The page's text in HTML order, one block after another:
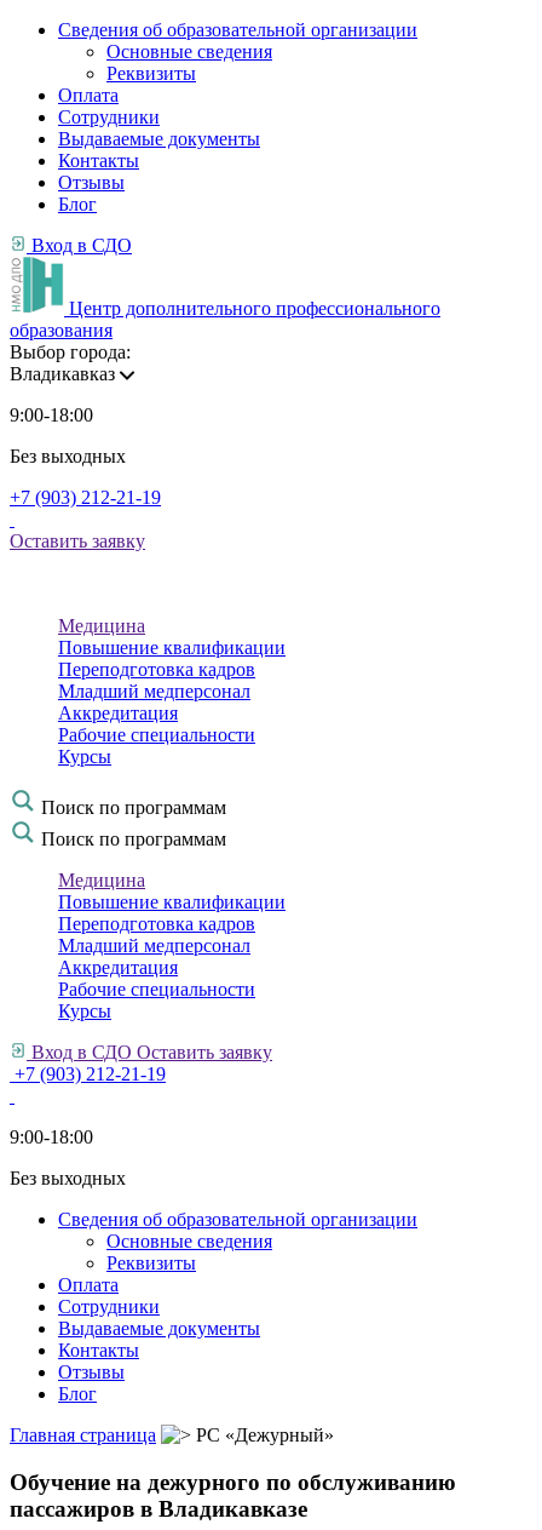
Сведения об образовательной организации
Основные сведения
Реквизиты
Оплата
Сотрудники
Выдаваемые документы
Контакты
Отзывы
Блог
Вход в СДО
Центр дополнительного профессионального
образования
Выбор города:
Владикавказ
9:00-18:00
Без выходных
+7 (903) 212-21-19
Оставить заявку
Медицина
Повышение квалификации
Переподготовка кадров
Младший медперсонал
Аккредитация
Рабочие специальности
Курсы
Поиск по программам
Поиск по программам
Медицина
Повышение квалификации
Переподготовка кадров
Младший медперсонал
Аккредитация
Рабочие специальности
Курсы
Вход в СДО Оставить заявку
+7 (903) 212-21-19
9:00-18:00
Без выходных
Сведения об образовательной организации
Основные сведения
Реквизиты
Оплата
Сотрудники
Выдаваемые документы
Контакты
Отзывы
Блог
Главная страница
РС «Дежурный»
Обучение на дежурного по обслуживанию
пассажиров в Владикавказе